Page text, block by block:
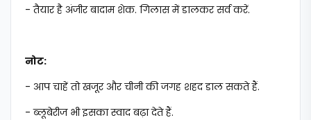
- तैयार है अंजीर बादाम शेक. गिलास में डालकर सर्व करें.
नोट:
- आप चाहें तो खजूर और चीनी की जगह शहद डाल सकते हैं.
- ब्लूबेरीज भी इसका स्वाद बढ़ा देते हैं.